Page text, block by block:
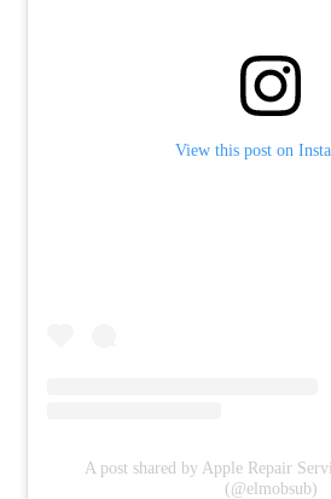
View this post on
A post shared by Apple Repair
(@elmobsub)